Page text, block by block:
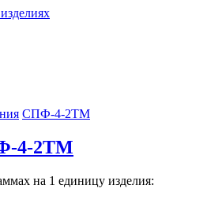
СПФ-4-2ТМ
4-2ТМ
на 1 единицу изделия: